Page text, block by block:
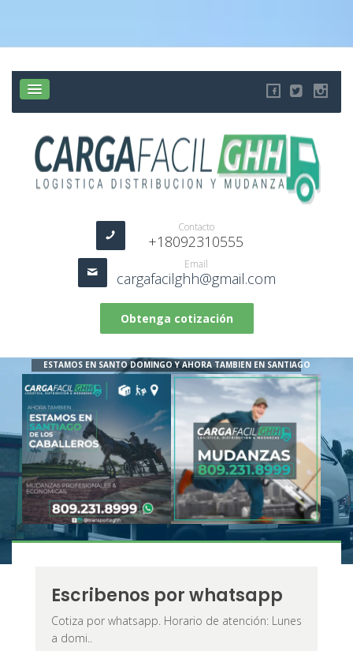
Contacto
+18092310555
Email
cargafacilghh@gmail.com
Obtenga cotización
ESTAMOS EN SANTO DOMINGO Y AHORA TAMBIEN EN SANTIAGO
Escribenos por whatsapp
Cotiza por whatsapp. Horario de atención: Lunes
a domi..